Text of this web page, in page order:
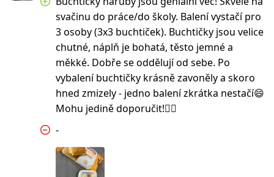
svačinu do práce/do školy. Balení vystačí pro
3 osoby (3x3 buchtiček). Buchtičky jsou velice
chutné, náplň je bohatá, těsto jemné a
měkké. Dobře se oddělují od sebe. Po
vybalení buchtičky krásně zavoněly a skoro
hned zmizely - jedno balení zkrátka nestačí😄
Mohu jedině doporučit!👍🏼
-